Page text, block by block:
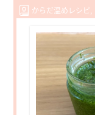
からだ温めレシピ